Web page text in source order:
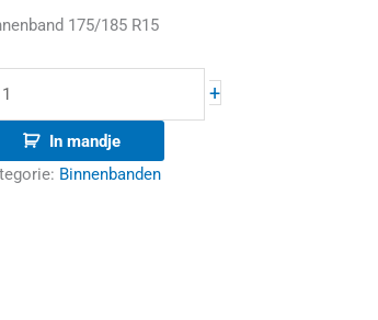
175/185 R15
+
In mandje
Binnenbanden